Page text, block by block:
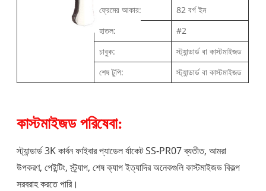
ফ্রেমের আকার:
82 বর্গ ইন
হাতল:
#2
চাবুক:
স্ট্যান্ডার্ড বা কাস্টমাইজড
শেষ টুপি:
স্ট্যান্ডার্ড বা কাস্টমাইজড
কাস্টমাইজড পরিষেবা:
স্ট্যান্ডার্ড 3K কার্বন ফাইবার প্যাডেল র্যাকেট SS-PR07 ব্যতীত, আমরা
উপকরণ, পেইন্টিং, স্ট্র্যাপ, শেষ ক্যাপ ইত্যাদির অনেকগুলি কাস্টমাইজড বিকল্প
সরবরাহ করতে পারি।